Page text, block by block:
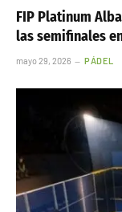
FIP Platinum
las semifinales
mayo 29, 2026 PÁDEL